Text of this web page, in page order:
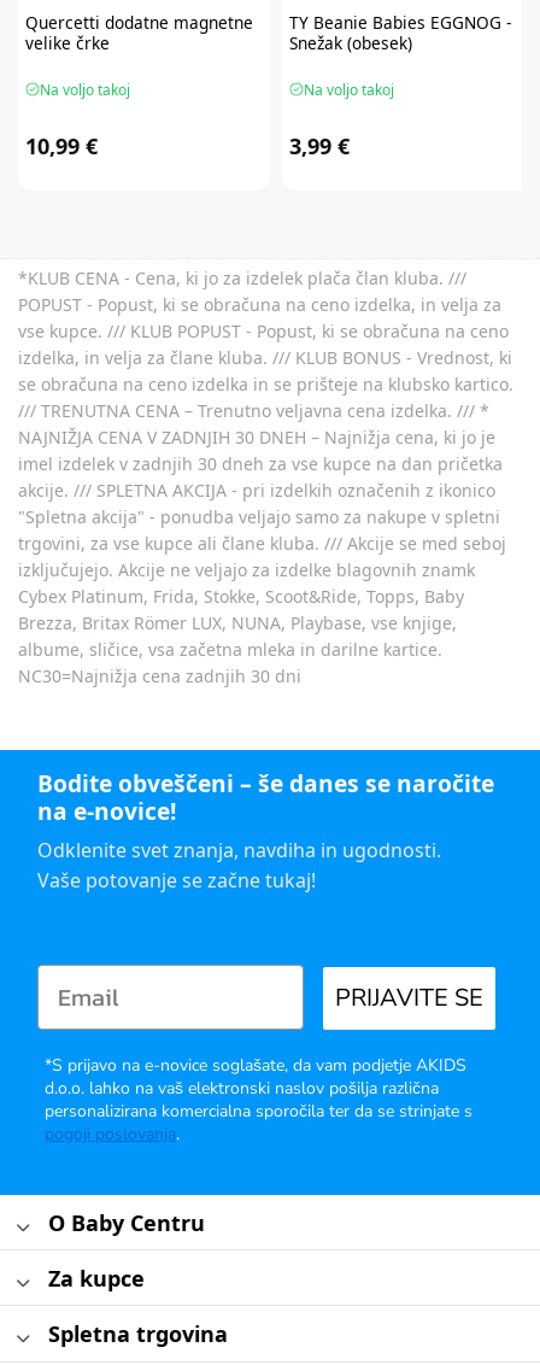
Quercetti dodatne magnetne
velike črke
Na voljo takoj
10,99 €
TYBeanie Babies EGGNOG -
Snežak (obesek)
Na voljo takoj
3,99 €
*KLUB CENA - Cena, ki jo za izdelek plača član kluba. ///
POPUST - Popust, ki se obračuna na ceno izdelka, in velja za
vse kupce. /// KLUB POPUST - Popust, ki se obračuna na ceno
izdelka, in velja za člane kluba. /// KLUB BONUS - Vrednost, ki
se obračuna na ceno izdelka in se prišteje na klubsko kartico.
/// TRENUTNA CENA – Trenutno veljavna cena izdelka. /// *
NAJNIŽJA CENA V ZADNJIH 30 DNEH – Najnižja cena, ki jo je
imel izdelek v zadnjih 30 dneh za vse kupce na dan pričetka
akcije. /// SPLETNA AKCIJA - pri izdelkih označenih z ikonico
"Spletna akcija" - ponudba veljajo samo za nakupe v spletni
trgovini, za vse kupce ali člane kluba. /// Akcije se med seboj
izključujejo. Akcije ne veljajo za izdelke blagovnih znamk
Cybex Platinum, Frida, Stokke, Scoot&Ride, Topps, Baby
Brezza, Britax Römer LUX, NUNA, Playbase, vse knjige,
albume, sličice, vsa začetna mleka in darilne kartice.
NC30=Najnižja cena zadnjih 30 dni
Bodite obveščeni – še danes se naročite
na e-novice!
Odklenite svet znanja, navdiha in ugodnosti.
Vaše potovanje se začne tukaj!
PRIJAVITE SE
*S prijavo na e-novice soglašate, da vam podjetje AKIDS
d.o.o. lahko na vaš elektronski naslov pošilja različna
personalizirana komercialna sporočila ter da se strinjate s
pogoji poslovanja.
O Baby Centru
Za kupce
Spletna trgovina